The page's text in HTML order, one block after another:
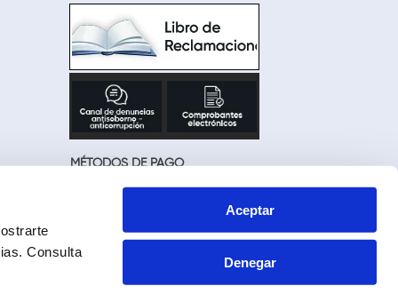
Consulta
Aceptar
Denegar
MÉTODOS DE PAGO